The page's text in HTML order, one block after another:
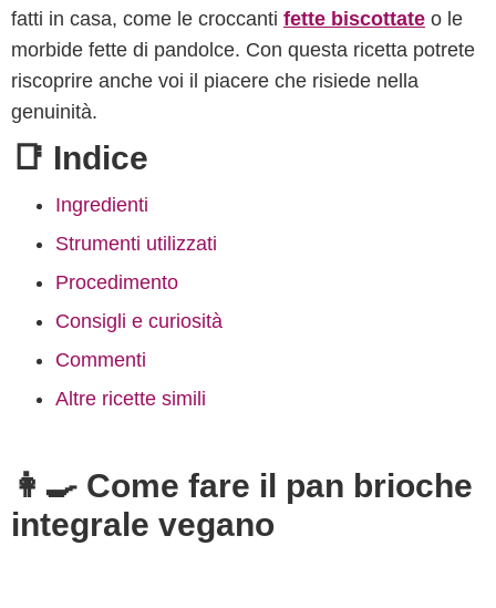
fatti in casa, come le croccanti fette biscottate o le
morbide fette di pandolce. Con questa ricetta potrete
riscoprire anche voi il piacere che risiede nella
genuinità.
📑 Indice
Ingredienti
Strumenti utilizzati
Procedimento
Consigli e curiosità
Commenti
Altre ricette simili
👩‍🍳 Come fare il pan brioche
integrale vegano